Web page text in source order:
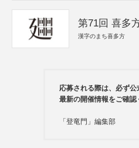
第71回 喜多
漢字のまち喜多方
応募される際は、必ず
最新の開催情報をご確認
「登竜門」編集部